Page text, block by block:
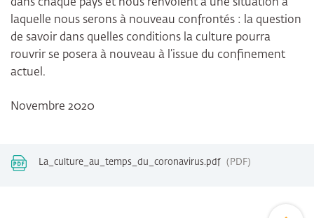
dans chaque pays et nous renvoient à une situation à
laquelle nous serons à nouveau confrontés : la question
de savoir dans quelles conditions la culture pourra
rouvrir se posera à nouveau à l’issue du confinement
actuel.
Novembre 2020
La_culture_au_temps_du_coronavirus.pdf PDF